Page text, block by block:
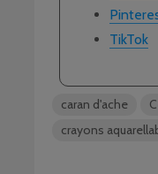
TikTok
caran d'ache
crayons